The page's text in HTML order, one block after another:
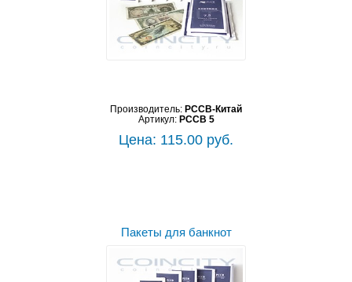
Производитель: PCCB-Китай
Артикул: PCCB 5
Цена: 115.00 руб.
Пакеты для банкнот